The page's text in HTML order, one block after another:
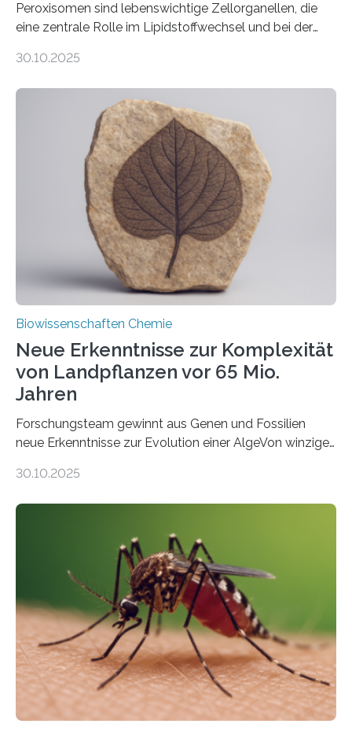
Peroxisomen sind lebenswichtige Zellorganellen, die
eine zentrale Rolle im Lipidstoffwechsel und bei der
erfüllen können, müssen zahlreiche Enzyme präzise in
der Ruhr-Universität Bochum um Prof. Dr. Ralf Erdmann
und Dr. Ismaila Francis Yusuf hat nun einen bislang
unbekannten Qualitätskontrollmechanismus des
peroxisomalen Proteintransports in der Bäckerhefe
Saccharomyces cerevisiae entdeckt, der für die
Funktionsfähigkeit der Organellen entscheidend ist. Die
Studie wurde am 28. Oktober 2025 in der
Fachzeitschrift…
30.10.2025
Biowissenschaften Chemie
Neue Erkenntnisse zur Komplexität
von Landpflanzen vor 65 Mio.
Jahren
Forschungsteam gewinnt aus Genen und Fossilien
neue Erkenntnisse zur Evolution einer AlgeVon winzigen
Landpflanzen zählen zu den komplexesten
Grünalgen, die vor Hunderten von Millionen Jahren
lebten. Unter den Vorfahren sticht eine Gruppe heraus,
die noch heute in der Natur vorkommt: die
Süßwasseralge Coleochaetophyceae. Einige Arten
dieser Gruppe bilden aus Zellfäden dichte Geflechte
mit scheibenförmiger Gestalt. Was auffällig ist: Die
nächsten…
30.10.2025